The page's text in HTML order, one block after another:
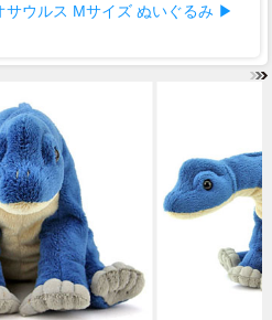
サウルス Mサイズ ぬいぐるみ ▶